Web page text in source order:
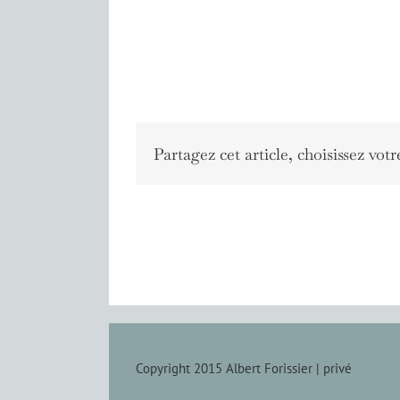
Partagez cet article, choisissez
Copyright 2015 Albert Forissier | privé